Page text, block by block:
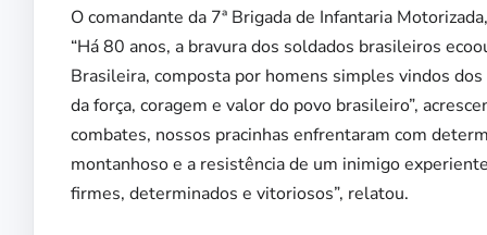
O comandante da 7ª Brigada de Infantaria
“Há 80 anos, a bravura dos soldados brasileiros
Brasileira, composta por homens simples vindos
da força, coragem e valor do povo brasileiro”,
combates, nossos pracinhas enfrentaram com
montanhoso e a resistência de um inimigo
firmes, determinados e vitoriosos”, relatou.